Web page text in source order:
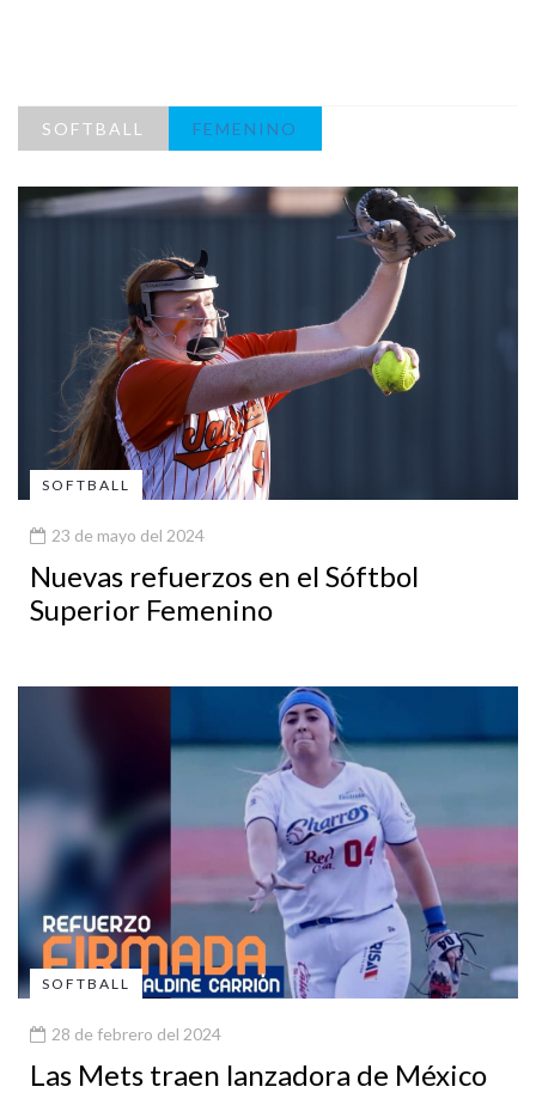
SOFTBALL FEMENINO
SOFTBALL
23 de mayo del 2024
Nuevas refuerzos en el Sóftbol
Superior Femenino
SOFTBALL
28 de febrero del 2024
Las Mets traen lanzadora de México